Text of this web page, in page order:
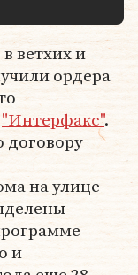
ветхих и
ордера
"Интерфакс".
договору
на улице
и